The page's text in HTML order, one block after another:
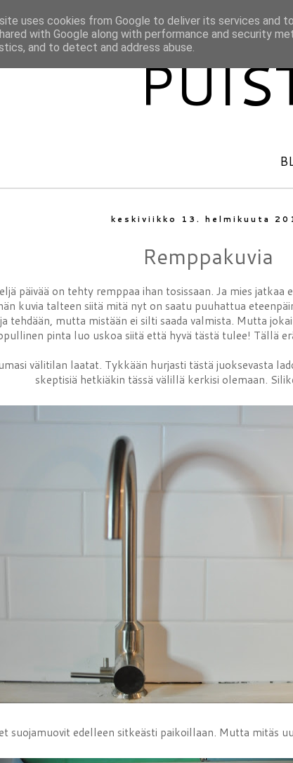
keskiviikko 13. helmikuuta
Remppakuvia
päivää on tehty remppaa ihan tosissaan. Ja mies
kuvia talteen siitä mitä nyt on saatu puuhattua
tehdään, mutta mistään ei silti saada valmista. Mutta
pinta luo uskoa siitä että hyvä tästä tulee! Tällä
välitilan laatat. Tykkään hurjasti tästä juoksevasta
skeptisiä hetkiäkin tässä välillä kerkisi olemaan.
suojamuovit edelleen sitkeästi paikoillaan. Mutta mitäs
uses cookies from Google to deliver its services and
with Google along with performance and security
and to detect and address abuse.